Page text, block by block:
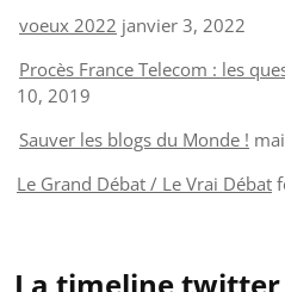
voeux 2022 janvier 3, 2022
Procès France Telecom : les
10, 2019
Sauver les blogs du Monde !
Le Grand Débat / Le Vrai Débat
La timeline twitter